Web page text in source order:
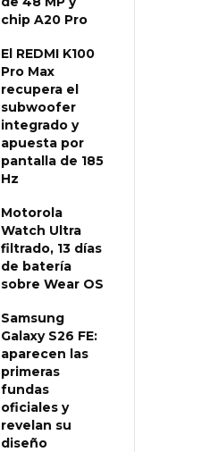
chip A20 Pro
El REDMI K100
Pro Max
recupera el
subwoofer
integrado y
apuesta por
pantalla de 185
Hz
Motorola
Watch Ultra
filtrado, 13 días
de batería
sobre Wear OS
Samsung
Galaxy S26 FE:
aparecen las
primeras
fundas
oficiales y
revelan su
diseño